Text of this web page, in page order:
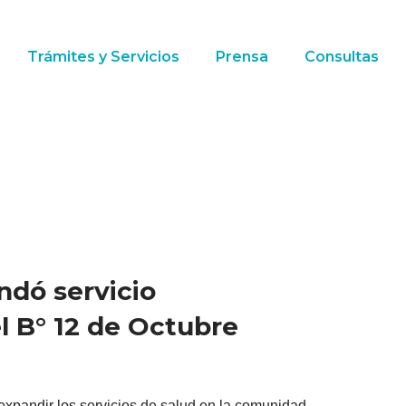
Trámites y Servicios Prensa Consultas
servicio
12 de Octubre